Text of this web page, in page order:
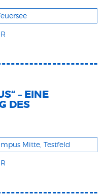
– EINE
DES
Mitte, Testfeld